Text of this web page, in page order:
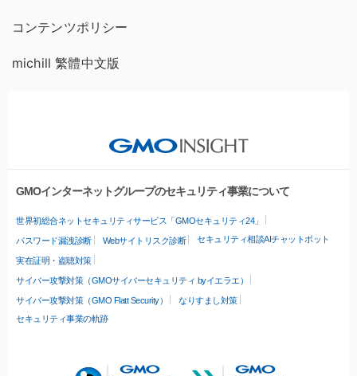
コンテンツポリシー
michill 繁體中文版
GMOインターネットグループのセキュリティ事業について
世界初総合ネットセキュリティサービス「GMOセキュリティ24」
パスワード漏洩診断 Webサイトリスク診断 セキュリティ相談AIチャットボット
実在証明・盗聴対策
サイバー攻撃対策（GMOサイバーセキュリティ byイエラエ）
サイバー攻撃対策（GMO Flatt Security）
なりすまし対策
セキュリティ事業の軌跡